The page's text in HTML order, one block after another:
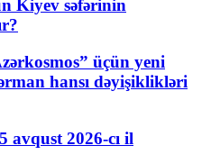
Kiyev səfərinin
üçün yeni
hansı dəyişiklikləri
avqust 2026-cı il